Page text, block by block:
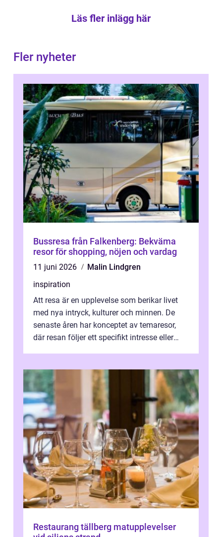
Läs fler inlägg här
Fler nyheter
Bussresa från Falkenberg: Bekväma
resor för shopping, nöjen och vardag
11 juni 2026
Malin Lindgren
inspiration
Att resa är en upplevelse som berikar livet
med nya intryck, kulturer och minnen. De
senaste åren har konceptet av temaresor,
där resan följer ett specifikt intresse eller
Restaurang tällberg matupplevelser